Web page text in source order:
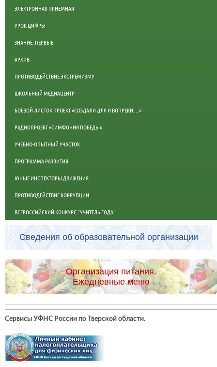
ЭЛЕКТРОННАЯ ПРИЕМНАЯ
УРОК ЦИФРЫ
ЗНАНИЕ. ПЕРВЫЕ
АРХИВ
ПРОТИВОДЕЙСТВИЕ ЭКСТРЕМИЗМУ
ШКОЛЬНЫЙ МЕДИАЦЕНТР
БОЕВОЙ ЛИСТОК ПРОЕКТ «СОЗДАЛИ ДЛЯ И ВОПРЕКИ …»
РАДИОПРОЕКТ «СИМФОНИЯ ПОБЕДЫ»
УЧЕБНО-ОПЫТНЫЙ УЧАСТОК
ПРОГРАММА РАЗВИТИЯ
ЮНЫЕ ИНСПЕКТОРЫ ДВИЖЕНИЯ
ПРОТИВОДЕЙСТВИЕ КОРРУПЦИИ
ВСЕРОССИЙСКИЙ КОНКУРС "УЧИТЕЛЬ ГОДА"
Сведения об образовательной организации
Организация питания.
Ежедневные меню
Сервисы УФНС России по Тверской области.